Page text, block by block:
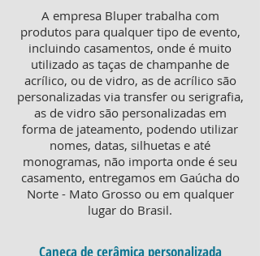
A empresa Bluper trabalha com
produtos para qualquer tipo de evento,
incluindo casamentos, onde é muito
utilizado as taças de champanhe de
acrílico, ou de vidro, as de acrílico são
personalizadas via transfer ou serigrafia,
as de vidro são personalizadas em
forma de jateamento, podendo utilizar
nomes, datas, silhuetas e até
monogramas, não importa onde é seu
casamento, entregamos em Gaúcha do
Norte - Mato Grosso ou em qualquer
lugar do Brasil.
Caneca de cerâmica personalizada